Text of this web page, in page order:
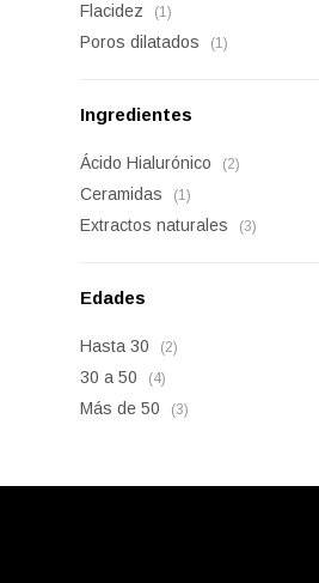
Flacidez (1)
Poros dilatados (1)
Ingredientes
Ácido Hialurónico (2)
Ceramidas (1)
Extractos naturales (3)
Edades
Hasta 30 (2)
30 a 50 (4)
Más de 50 (3)